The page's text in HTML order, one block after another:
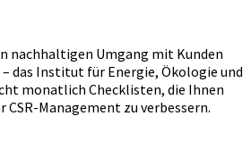
nachhaltigen Umgang mit Kunden
– das Institut für Energie, Ökologie und
monatlich Checklisten, die Ihnen
Management zu verbessern.